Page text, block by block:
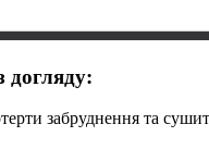
догляду:
забруднення та